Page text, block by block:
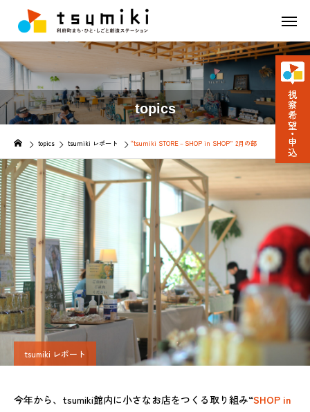
topics
topics tsumiki レポート “tsumiki STORE－SHOP in SHOP” 2月の部
tsumiki レポート
今年から、tsumiki館内に小さなお店をつくる取り組み“SHOP in